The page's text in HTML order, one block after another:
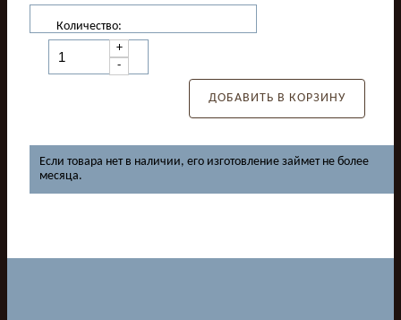
Количество:
+
-
ДОБАВИТЬ В КОРЗИНУ
Если товара нет в наличии, его изготовление займет не более
месяца.